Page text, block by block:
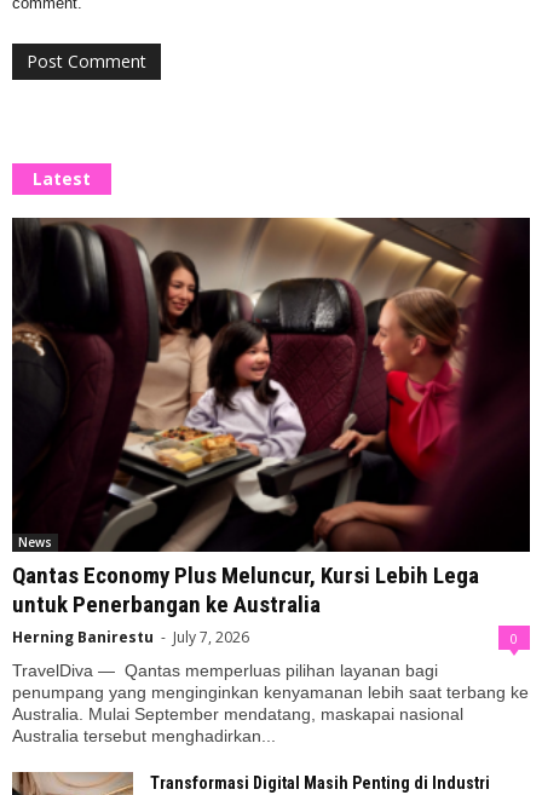
Latest
News
Qantas Economy Plus Meluncur, Kursi Lebih Lega
untuk Penerbangan ke Australia
Herning Banirestu - July 7, 2026 0
TravelDiva — Qantas memperluas pilihan layanan bagi
penumpang yang menginginkan kenyamanan lebih saat terbang ke
Australia. Mulai September mendatang, maskapai nasional
Australia tersebut menghadirkan...
Transformasi Digital Masih Penting di Industri